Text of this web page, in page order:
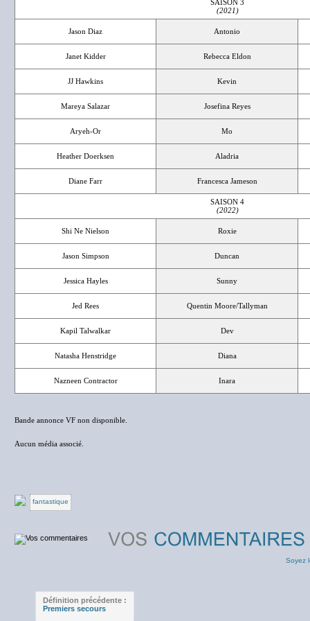
SAISON 3
(2021)
Jason Diaz Antonio
Janet Kidder Rebecca Eldon
JJ Hawkins Kevin
Mareya Salazar Josefina Reyes
Aryeh-Or Mo
Heather Doerksen Aladria
Diane Farr Francesca Jameson
SAISON 4
(2022)
Shi Ne Nielson Roxie
Jason Simpson Duncan
Jessica Hayles Sunny
Jed Rees Quentin Moore/Tallyman
Kapil Talwalkar Dev
Natasha Henstridge Diana
Nazneen Contractor Inara
Bande annonce VF non disponible.
Aucun média associé.
fantastique
Soyez
Définition précédente :
Premiers secours